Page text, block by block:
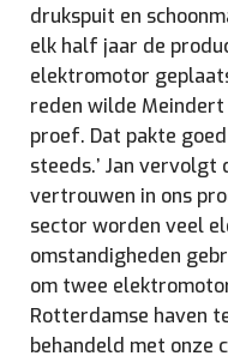
drukspuit en
elk half jaar de
elektromotor
reden wilde Meindert
proef. Dat pakte
steeds.’ Jan vervolgt
vertrouwen in ons
sector worden veel
omstandigheden
om twee
Rotterdamse haven
behandeld met onze